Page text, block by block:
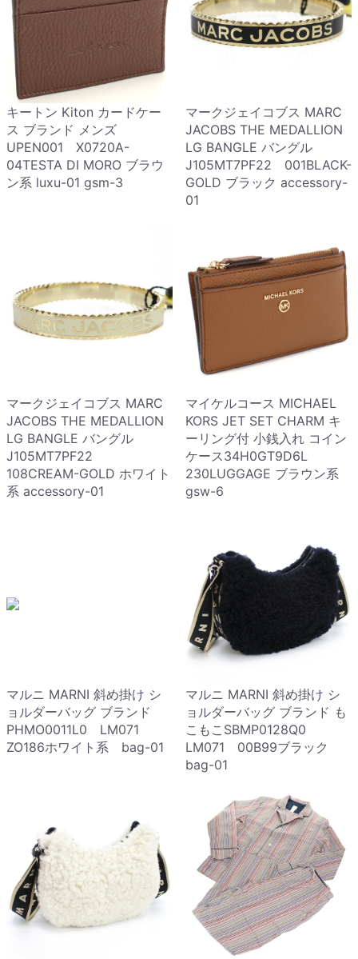
キートン Kiton カードケー
ス ブランド メンズ
UPEN001 X0720A-
04TESTA DI MORO ブラウ
ン系 luxu-01 gsm-3
マークジェイコブス MARC
JACOBS THE MEDALLION
LG BANGLE バングル
J105MT7PF22 001BLACK-
GOLD ブラック accessory-
01
マークジェイコブス MARC
JACOBS THE MEDALLION
LG BANGLE バングル
J105MT7PF22
108CREAM-GOLD ホワイト
系 accessory-01
マイケルコース MICHAEL
KORS JET SET CHARM キ
ーリング付 小銭入れ コイン
ケース34H0GT9D6L
230LUGGAGE ブラウン系
gsw-6
マルニ MARNI 斜め掛け シ
ョルダーバッグ ブランド
PHMO0011L0 LM071
ZO186ホワイト系 bag-01
マルニ MARNI 斜め掛け シ
ョルダーバッグ ブランド も
こもこSBMP0128Q0
LM071 00B99ブラック
bag-01